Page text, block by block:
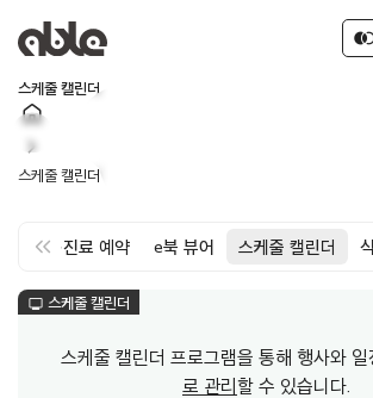
스케줄 캘린더
home
chevron_right
스케줄 캘린더
keyboard_double_arrow_left
면회·진료 예약 e북 뷰어 스케줄 캘린더
monitor 스케줄 캘린더
스케줄 캘린더 프로그램을 통해 행사와 일
로 관리할 수 있습니다.